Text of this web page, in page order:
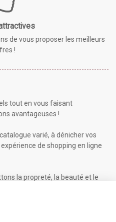
de vous proposer les meilleurs
!
tout en vous faisant
avantageuses !
varié, à dénicher vos
de shopping en ligne
la propreté, la beauté et le